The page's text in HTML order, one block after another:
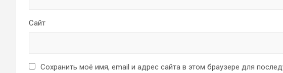
Сайт
Сохранить моё имя, email и адрес сайта в этом браузере для